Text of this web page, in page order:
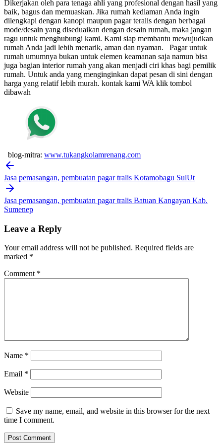
Dikerjakan oleh para tenaga ahli yang profesional dengan hasil yang
baik, bagus dan memuaskan. Jika rumah kediaman Anda ingin
dilengkapi dengan kanopi maupun pagar teralis dengan berbagai
mode/desain yang diseduaikan dengan desain rumah, maka jangan
ragu untuk menghubungi kami. Kami siap membantu mewujudkan
rumah Anda jadi lebih menarik, aman dan nyaman.
Pagar untuk
rumah umumnya bukan untuk elemen keamanan saja namun bisa
juga bagian interior rumah yang akan menjadi ciri khas bagi pemilik
rumah. Untuk anda yang menginginkan dapat pesan di sini dengan
harga yang relatif lebih murah. kontak kami WA klik tombol
dibawah
blog-mitra: www.tukangkolamrenang.com
Post
navigation
Jasa pemasangan, pembuatan pagar tralis Kotamobagu SulUt
Jasa pemasangan, pembuatan pagar tralis Batuan Kangayan Kab.
Sumenep
Leave a Reply
Your email address will not be published. Required fields are
marked *
Comment *
Name *
Email *
Website
Save my name, email, and website in this browser for the next
time I comment.